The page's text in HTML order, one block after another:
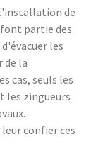
l'installation de
partie des
les
de la
cas, seuls les
les zingueurs
confier ces